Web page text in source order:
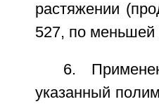
растяжении
527, по
6.
указанный